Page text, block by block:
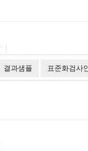
결과샘플 표준화검사